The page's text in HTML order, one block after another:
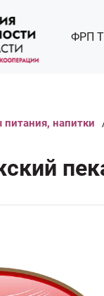
ФРП
питания, напитки